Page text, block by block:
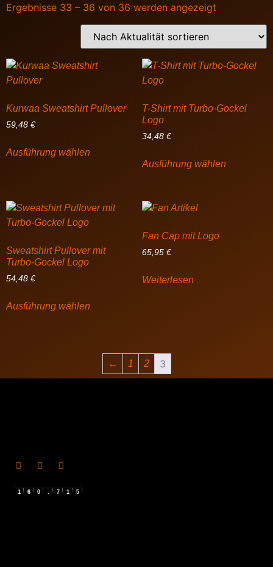
Ergebnisse 33 – 36 von 36 werden angezeigt
Kurwaa Sweatshirt Pullover
59,48 €
Ausführung wählen
T-Shirt mit Turbo-Gockel
Logo
34,48 €
Ausführung wählen
Sweatshirt Pullover mit
Turbo-Gockel Logo
54,48 €
Ausführung wählen
Fan Cap mit Logo
65,95 €
Weiterlesen
← 1 2 3
1 6 0 7 1 5